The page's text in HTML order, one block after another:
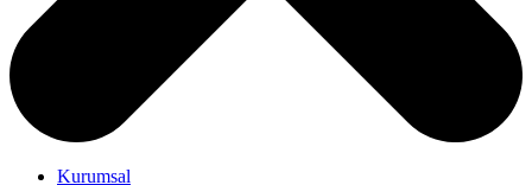
Kurumsal